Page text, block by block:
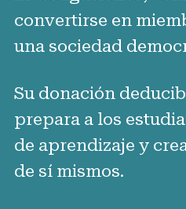
convertirse en
una sociedad
Su donación
prepara a los
de aprendizaje y
de sí mismos.